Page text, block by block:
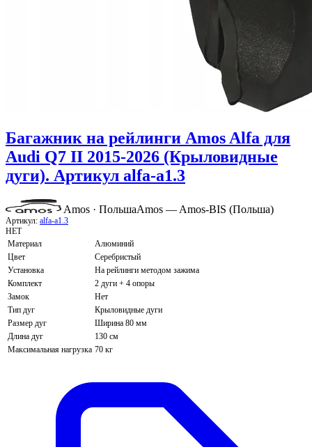
Багажник на рейлинги Amos Alfa для
Audi Q7 II 2015-2026 (Крыловидные
дуги). Артикул alfa-a1.3
Amos · ПольшаAmos — Amos-BIS (Польша)
Артикул: alfa-a1.3
НЕТ
Материал
Алюминий
Цвет
Серебристый
Установка
На рейлинги методом зажима
Комплект
2 дуги + 4 опоры
Замок
Нет
Тип дуг
Крыловидные дуги
Размер дуг
Ширина 80 мм
Длина дуг
130 см
Максимальная нагрузка 70 кг